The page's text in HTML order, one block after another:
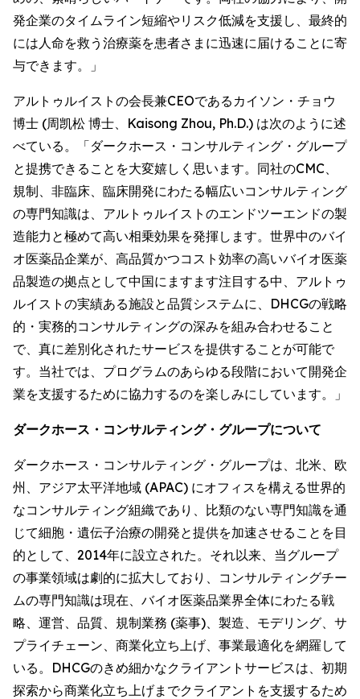
発企業のタイムライン短縮やリスク低減を支援し、最終的
には人命を救う治療薬を患者さまに迅速に届けることに寄
与できます。」
アルトゥルイストの会長兼CEOであるカイソン・チョウ
博士 (周凯松 博士、Kaisong Zhou, Ph.D.) は次のように述
べている。「ダークホース・コンサルティング・グループ
と提携できることを大変嬉しく思います。同社のCMC、
規制、非臨床、臨床開発にわたる幅広いコンサルティング
の専門知識は、アルトゥルイストのエンドツーエンドの製
造能力と極めて高い相乗効果を発揮します。世界中のバイ
オ医薬品企業が、高品質かつコスト効率の高いバイオ医薬
品製造の拠点として中国にますます注目する中、アルトゥ
ルイストの実績ある施設と品質システムに、DHCGの戦略
的・実務的コンサルティングの深みを組み合わせること
で、真に差別化されたサービスを提供することが可能で
す。当社では、プログラムのあらゆる段階において開発企
業を支援するために協力するのを楽しみにしています。」
ダークホース・コンサルティング・グループについて
ダークホース・コンサルティング・グループは、北米、欧
州、アジア太平洋地域 (APAC) にオフィスを構える世界的
なコンサルティング組織であり、比類のない専門知識を通
じて細胞・遺伝子治療の開発と提供を加速させることを目
的として、2014年に設立された。それ以来、当グループ
の事業領域は劇的に拡大しており、コンサルティングチー
ムの専門知識は現在、バイオ医薬品業界全体にわたる戦
略、運営、品質、規制業務 (薬事)、製造、モデリング、サ
プライチェーン、商業化立ち上げ、事業最適化を網羅して
いる。DHCGのきめ細かなクライアントサービスは、初期
探索から商業化立ち上げまでクライアントを支援するため